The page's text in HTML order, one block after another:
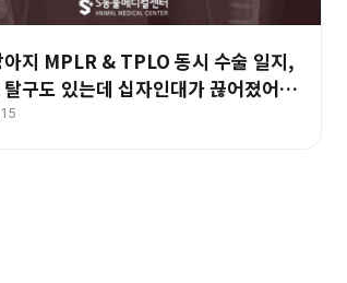
아지 MPLR & TPLO 동시 수술 일지,
구도 있는데 십자인대가 끊어졌어요
산 수술 전문 동물병원